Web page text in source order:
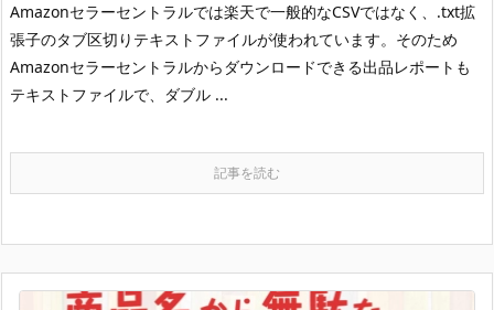
Amazonセラーセントラルでは楽天で一般的なCSVではなく、.txt拡
張子のタブ区切りテキストファイルが使われています。 そのため
Amazonセラーセントラルからダウンロードできる出品レポートも
テキストファイルで、ダブル ...
記事を読む